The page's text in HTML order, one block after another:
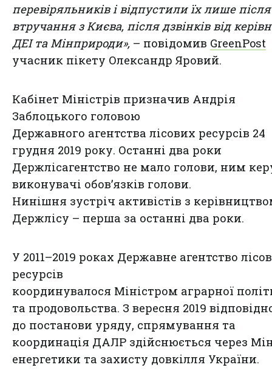
перевіряльників і відпустили їх лише після
втручання з Києва, після дзвінків від
ДЕІ та Мінприроди», – повідомив GreenPost
учасник пікету Олександр Яровий.
Кабінет Міністрів призначив Андрія
Заблоцького головою
Державного агентства лісових ресурсів 24
грудня 2019 року. Останні два роки
Держлісагентство не мало голови, ним
виконувачі обов’язків голови.
Нинішня зустріч активістів з
Держлісу – перша за останні два роки.
У 2011–2019 роках Державне агентство
ресурсів
координувалося Міністром аграрної
та продовольства. З вересня 2019
до постанови уряду, спрямування та
координація ДАЛР здійснюється через
енергетики та захисту довкілля України.